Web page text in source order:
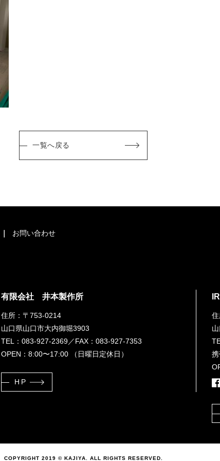
一覧へ戻る
お問い合わせ
有限会社 井本製作所
住所：〒753-0214
山口県山口市大内御堀3903
TEL：083-927-2369／FAX：083-927-7353
OPEN：8:00〜17:00 （日曜日定休日）
HP
COPYRIGHT 2019 © KAJIYA. ALL RIGHTS RESERVED.